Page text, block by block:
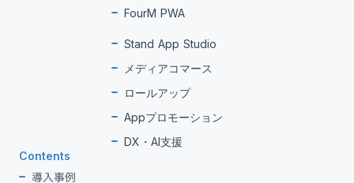
FourM PWA
Stand App Studio
メディアコマース
ロールアップ
Appプロモーション
DX・AI支援
Contents
導入事例